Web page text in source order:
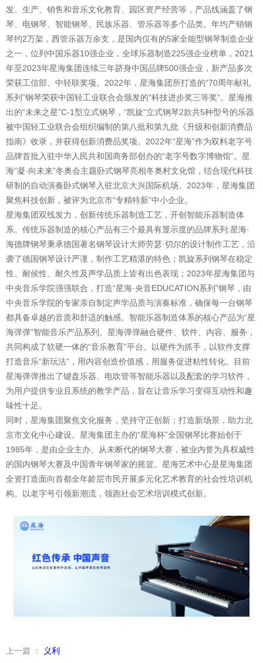
发、生产、销售和音乐文化教育、园区资产经营等，产品线涵盖了钢
琴、电钢琴、智能钢琴、民族乐器、管乐器等多个品类。年均产销钢
琴约2万架，西管乐器万余支，是国内仅有的5家全能型钢琴制造企业
之一，位列中国乐器10强企业，全球乐器制造225强企业榜单，2021
年至2023年星海集团连续三年跻身中国品牌500强企业，新产品多次
荣获工信部、中轻联奖项。2022年，星海集团所打造的“70周年献礼
系列”钢琴荣获中国轻工业联合会颁发的“科技进步奖三等奖”。星海推
出的“未来之星”C-1型立式钢琴，“凯旋”立式钢琴2款共5种型号的乐器
被中国轻工业联合会组织编制的第八批和第九批《升级和创新消费品
指南》收录，并获得创新消费品奖项。2022年“星海”作为双料老字号
品牌首批入驻中华人民共和国商务部创办的“老字号数字博物馆”。星
海“凝·向未来”冬奥会主题卧式钢琴亮相冬奥村文化馆，结合现代科技
研制的自动演奏卧式钢琴入驻北京大兴国际机场。2023年，星海集团
聚焦科技创新，被评为北京市“专精特新”中小企业。
星海集团双线发力，创新传统乐器制造工艺，开创智能乐器制造体
系。传统乐器制造的核心产品有三个最具有显示度的品牌系列:星海·
海德牌钢琴秉承德国著名钢琴设计大师劳瑟·切尔的设计制作工艺，沿
袭了德国钢琴设计严谨，制作工艺精湛的特色；凯旋系列钢琴在稳定
性、耐侯性、耐久性及声学品质上皆有出色表现；2023年星海集团与
中央音乐学院强强联合，打造“星海·央音EDUCATION系列”钢琴，由
中央音乐学院的专家亲自制定声学品质与演奏标准，确保每一台钢琴
都具备卓越的音质和舒适的触感。智能乐器制造体系的核心产品为“星
海弹弹”智能音乐产品系列。星海弹弹融合硬件、软件、内容、服务，
共同构成了软硬一体的“音乐教育”平台。以硬件为抓手，以软件支撑
打造音乐“新玩法”，用内容创造价值感，用服务促进粘性转化。目前
星海弹弹推出了键盘乐器、电吹管等智能乐器以及配套的学习软件，
为用户提供专业且系统的教学产品，旨在让音乐学习变得互动性和趣
味性十足。
同时，星海集团聚焦文化服务，坚持守正创新；打造新场景，助力北
京市文化中心建设。星海集团主办的“星海杯”全国钢琴比赛始创于
1985年，是由企业主办、从未断代的钢琴大赛，被业内誉为具权威性
的国内钢琴大赛及中国青年钢琴家的摇篮。星海艺术中心是星海集团
全资打造面向首都全年龄层市民开展多元化艺术教育的社会性培训机
构。以老字号引领新潮流，领跑社会艺术培训模式创新。
上一篇 ：
义利